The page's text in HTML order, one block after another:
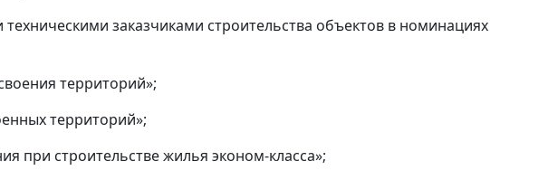
заказчиками строительства объектов в номинациях
территорий»;
территорий»;
при строительстве жилья эконом-класса»;